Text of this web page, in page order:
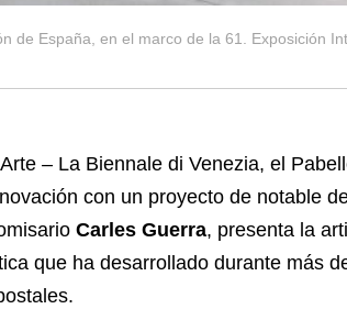
de España, en el marco de la 61. Exposición
– La Biennale di Venezia, el
con un proyecto de notable
Carles Guerra, presenta la
que ha desarrollado durante más